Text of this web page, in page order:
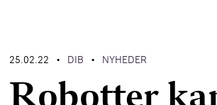
25.02.22 • DIB • NYHEDER
Robotter